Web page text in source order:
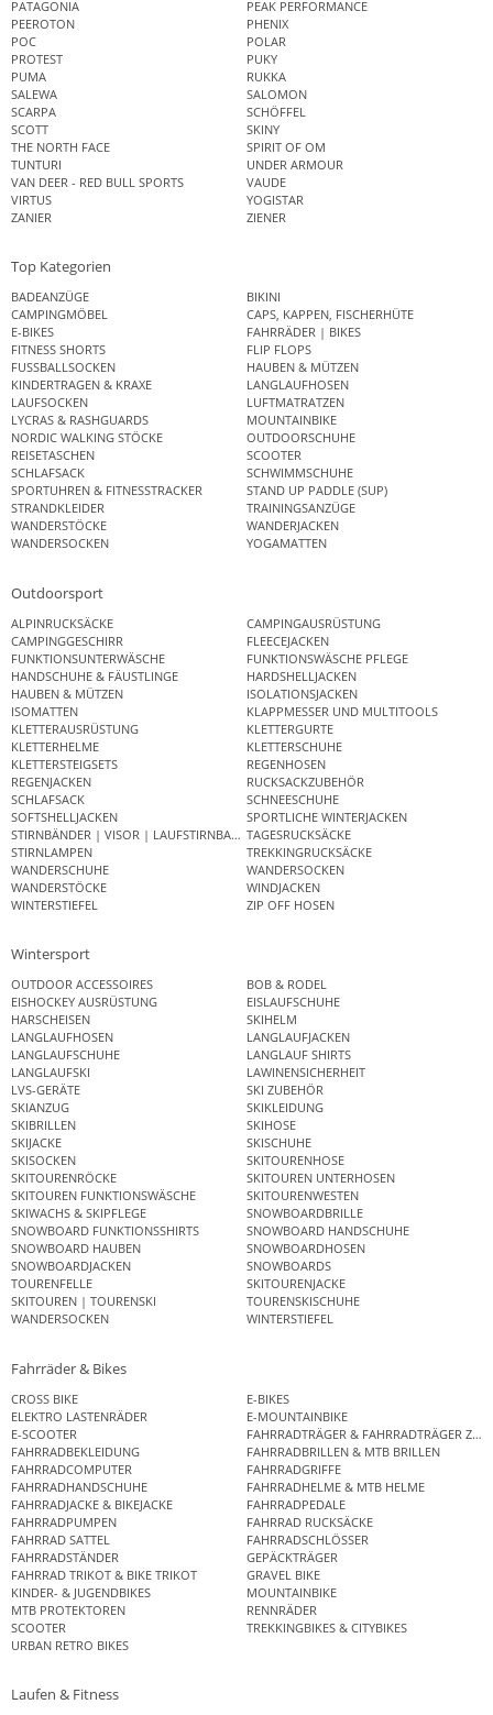
PATAGONIA
PEAK PERFORMANCE
PEEROTON
PHENIX
POC
POLAR
PROTEST
PUKY
PUMA
RUKKA
SALEWA
SALOMON
SCARPA
SCHÖFFEL
SCOTT
SKINY
THE NORTH FACE
SPIRIT OF OM
TUNTURI
UNDER ARMOUR
VAN DEER - RED BULL SPORTS
VAUDE
VIRTUS
YOGISTAR
ZANIER
ZIENER
Top Kategorien
BADEANZÜGE
BIKINI
CAMPINGMÖBEL
CAPS, KAPPEN, FISCHERHÜTE
E-BIKES
FAHRRÄDER | BIKES
FITNESS SHORTS
FLIP FLOPS
FUSSBALLSOCKEN
HAUBEN & MÜTZEN
KINDERTRAGEN & KRAXE
LANGLAUFHOSEN
LAUFSOCKEN
LUFTMATRATZEN
LYCRAS & RASHGUARDS
MOUNTAINBIKE
NORDIC WALKING STÖCKE
OUTDOORSCHUHE
REISETASCHEN
SCOOTER
SCHLAFSACK
SCHWIMMSCHUHE
SPORTUHREN & FITNESSTRACKER
STAND UP PADDLE (SUP)
STRANDKLEIDER
TRAININGSANZÜGE
WANDERSTÖCKE
WANDERJACKEN
WANDERSOCKEN
YOGAMATTEN
Outdoorsport
ALPINRUCKSÄCKE
CAMPINGAUSRÜSTUNG
CAMPINGGESCHIRR
FLEECEJACKEN
FUNKTIONSUNTERWÄSCHE
FUNKTIONSWÄSCHE PFLEGE
HANDSCHUHE & FÄUSTLINGE
HARDSHELLJACKEN
HAUBEN & MÜTZEN
ISOLATIONSJACKEN
ISOMATTEN
KLAPPMESSER UND MULTITOOLS
KLETTERAUSRÜSTUNG
KLETTERGURTE
KLETTERHELME
KLETTERSCHUHE
KLETTERSTEIGSETS
REGENHOSEN
REGENJACKEN
RUCKSACKZUBEHÖR
SCHLAFSACK
SCHNEESCHUHE
SOFTSHELLJACKEN
SPORTLICHE WINTERJACKEN
STIRNBÄNDER | VISOR | LAUFSTIRNBANDTAGESRUCKSÄCKE
STIRNLAMPEN
TREKKINGRUCKSÄCKE
WANDERSCHUHE
WANDERSOCKEN
WANDERSTÖCKE
WINDJACKEN
WINTERSTIEFEL
ZIP OFF HOSEN
Wintersport
OUTDOOR ACCESSOIRES
BOB & RODEL
EISHOCKEY AUSRÜSTUNG
EISLAUFSCHUHE
HARSCHEISEN
SKIHELM
LANGLAUFHOSEN
LANGLAUFJACKEN
LANGLAUFSCHUHE
LANGLAUF SHIRTS
LANGLAUFSKI
LAWINENSICHERHEIT
LVS-GERÄTE
SKI ZUBEHÖR
SKIANZUG
SKIKLEIDUNG
SKIBRILLEN
SKIHOSE
SKIJACKE
SKISCHUHE
SKISOCKEN
SKITOURENHOSE
SKITOURENRÖCKE
SKITOUREN UNTERHOSEN
SKITOUREN FUNKTIONSWÄSCHE
SKITOURENWESTEN
SKIWACHS & SKIPFLEGE
SNOWBOARDBRILLE
SNOWBOARD FUNKTIONSSHIRTS
SNOWBOARD HANDSCHUHE
SNOWBOARD HAUBEN
SNOWBOARDHOSEN
SNOWBOARDJACKEN
SNOWBOARDS
TOURENFELLE
SKITOURENJACKE
SKITOUREN | TOURENSKI
TOURENSKISCHUHE
WANDERSOCKEN
WINTERSTIEFEL
Fahrräder & Bikes
CROSS BIKE
E-BIKES
ELEKTRO LASTENRÄDER
E-MOUNTAINBIKE
E-SCOOTER
FAHRRADTRÄGER & FAHRRADTRÄGER
FAHRRADBEKLEIDUNG
FAHRRADBRILLEN & MTB BRILLEN
FAHRRADCOMPUTER
FAHRRADGRIFFE
FAHRRADHANDSCHUHE
FAHRRADHELME & MTB HELME
FAHRRADJACKE & BIKEJACKE
FAHRRADPEDALE
FAHRRADPUMPEN
FAHRRAD RUCKSÄCKE
FAHRRAD SATTEL
FAHRRADSCHLÖSSER
FAHRRADSTÄNDER
GEPÄCKTRÄGER
FAHRRAD TRIKOT & BIKE TRIKOT
GRAVEL BIKE
KINDER- & JUGENDBIKES
MOUNTAINBIKE
MTB PROTEKTOREN
RENNRÄDER
SCOOTER
TREKKINGBIKES & CITYBIKES
URBAN RETRO BIKES
Laufen & Fitness